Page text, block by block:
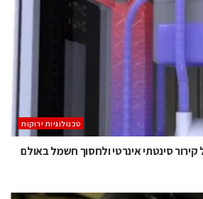
‫טכנולוגיות ירוקות‬
סינטתי אינרטי ולחסוך חשמל באולם